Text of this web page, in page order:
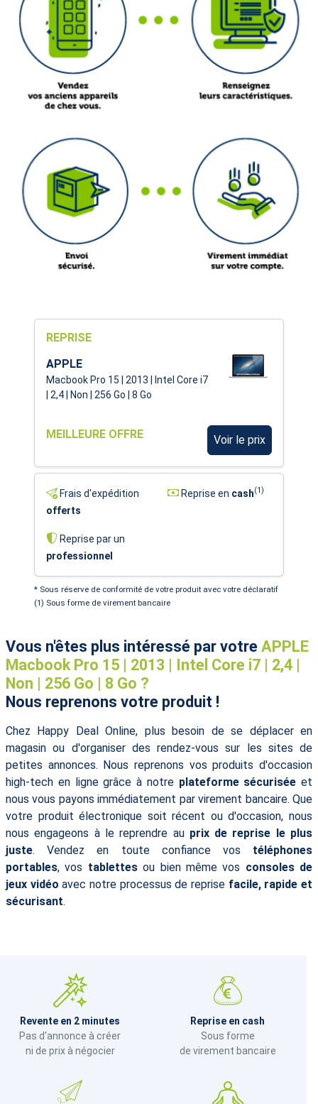
REPRISE
APPLE
Macbook Pro 15 | 2013 | Intel Core i7
| 2,4 | Non | 256 Go | 8 Go
MEILLEURE OFFRE Voir le prix
Frais d'expédition
offerts
Reprise en cash(1)
Reprise par un
professionnel
* Sous réserve de conformité de votre produit avec votre déclaratif
(1) Sous forme de virement bancaire
Vous n'êtes plus intéressé par votre APPLE
Macbook Pro 15 | 2013 | Intel Core i7 | 2,4 |
Non | 256 Go | 8 Go ?
Nous reprenons votre produit !
Chez Happy Deal Online, plus besoin de se déplacer en
magasin ou d'organiser des rendez-vous sur les sites de
petites annonces. Nous reprenons vos produits d'occasion
high-tech en ligne grâce à notre plateforme sécurisée et
nous vous payons immédiatement par virement bancaire. Que
votre produit électronique soit récent ou d'occasion, nous
nous engageons à le reprendre au prix de reprise le plus
juste. Vendez en toute confiance vos téléphones
portables, vos tablettesou bien même vos consoles de
jeux vidéo avec notre processus de reprise facile, rapide et
sécurisant.
Revente en 2 minutes
Pas d'annonce à créer
ni de prix à négocier
Reprise en cash
Sous forme
de virement bancaire